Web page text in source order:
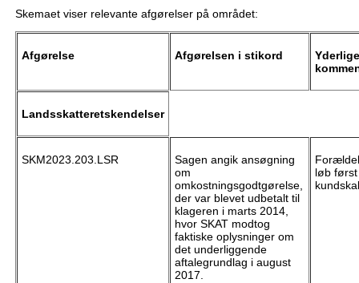
Skemaet viser relevante afgørelser på området:
Afgørelse Afgørelsen i stikord
Landsskatteretskendelser
SKM2023.203.LSR
Sagen angik ansøgning
om
omkostningsgodtgørelse,
der var blevet udbetalt til
klageren i marts 2014,
hvor SKAT modtog
faktiske oplysninger om
det underliggende
aftalegrundlag i august
2017.
løb